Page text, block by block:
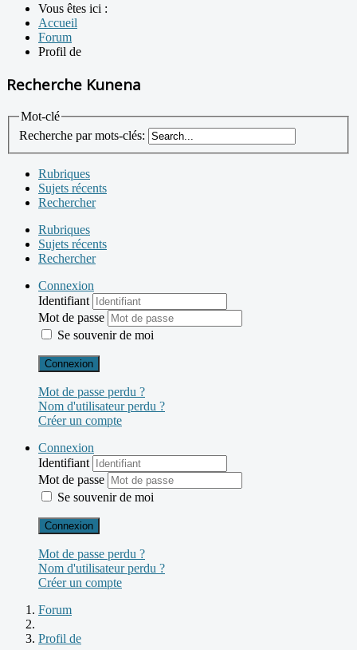
Vous êtes ici :
Accueil
Forum
Profil de
Recherche Kunena
Mot-clé
Recherche par mots-clés:
Rubriques
Sujets récents
Rechercher
Rubriques
Sujets récents
Rechercher
Connexion
Identifiant
Mot de passe
Se souvenir de moi
Connexion
Mot de passe perdu ?
Nom d'utilisateur perdu ?
Créer un compte
Connexion
Identifiant
Mot de passe
Se souvenir de moi
Connexion
Mot de passe perdu ?
Nom d'utilisateur perdu ?
Créer un compte
Forum
Profil de